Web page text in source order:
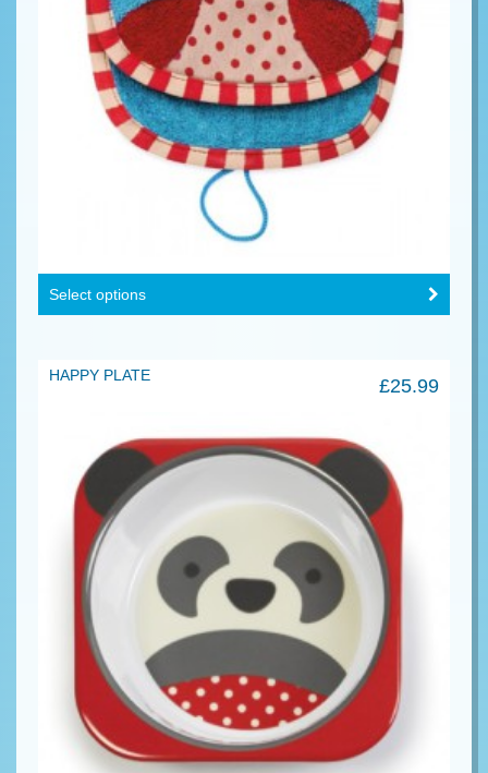
Select options
HAPPY PLATE £25.99